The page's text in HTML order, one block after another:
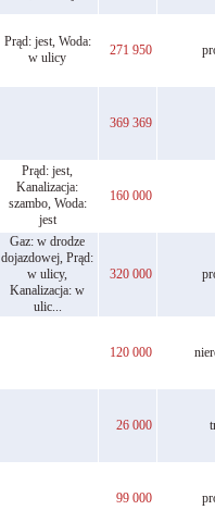
Prąd: jest, Woda:
w ulicy
271 950
369 369
Prąd: jest,
Kanalizacja:
szambo, Woda:
jest
160 000
Gaz: w drodze
dojazdowej, Prąd:
w ulicy,
Kanalizacja: w
ulic...
320 000
120 000
26 000
99 000